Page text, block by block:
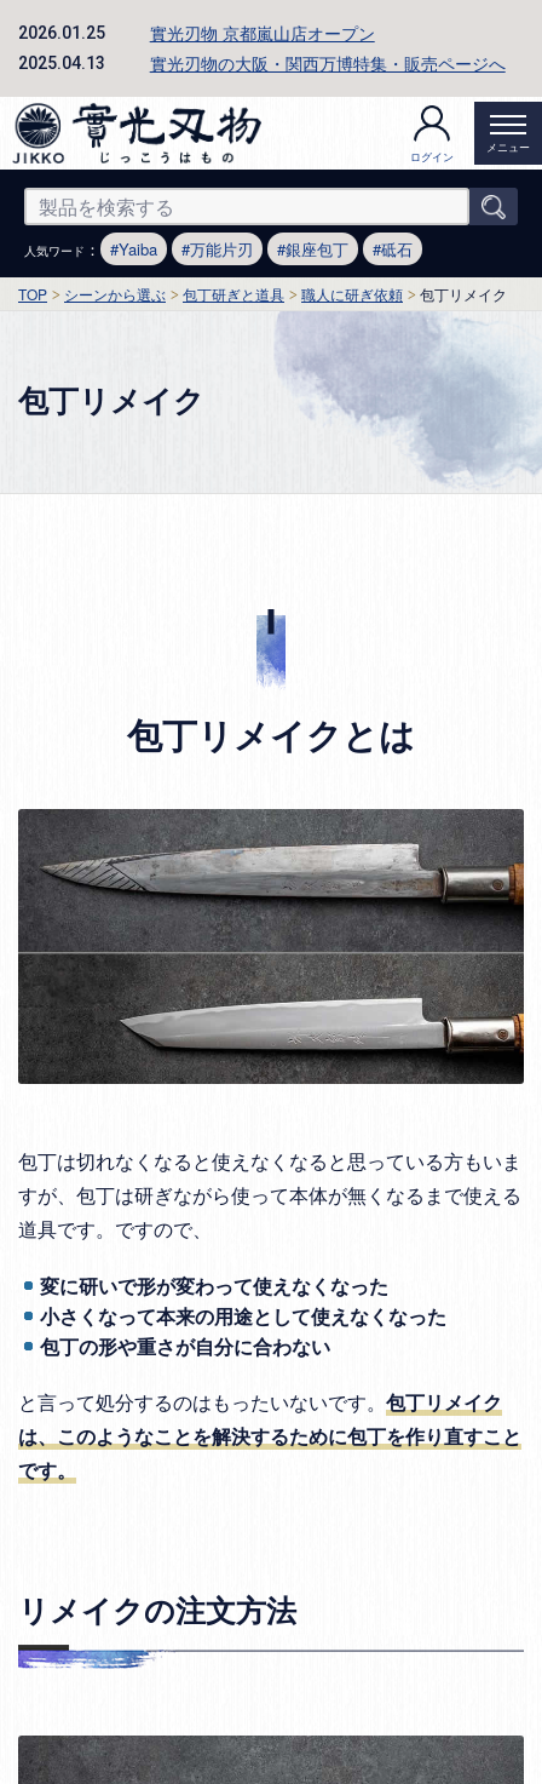
2026.01.25 實光刃物 京都嵐山店オープン
2025.04.13 實光刃物の大阪・関西万博特集・販売ページへ
ログイン
メニュー
人気ワード ： Yaiba 万能片刃 銀座包丁 砥石
TOP シーンから選ぶ 包丁研ぎと道具 職人に研ぎ依頼 包丁リメイク
包丁リメイク
包丁リメイクとは
包丁は切れなくなると使えなくなると思っている方もいま
すが、包丁は研ぎながら使って本体が無くなるまで使える
道具です。ですので、
変に研いで形が変わって使えなくなった
小さくなって本来の用途として使えなくなった
包丁の形や重さが自分に合わない
と言って処分するのはもったいないです。 包丁リメイク
は、このようなことを解決するために包丁を作り直すこと
です。
リメイクの注文方法